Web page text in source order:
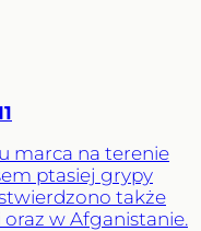
marca na terenie
ptasiej grypy
także
w Afganistanie.